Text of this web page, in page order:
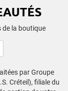
de la boutique
par Groupe
Créteil), filiale du